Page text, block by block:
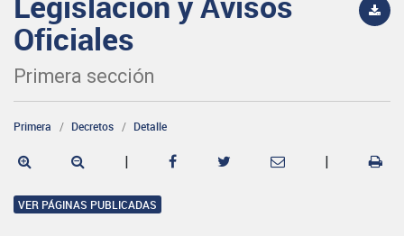
Oficiales
Primera sección
Primera Decretos Detalle
| |
VER PÁGINAS PUBLICADAS